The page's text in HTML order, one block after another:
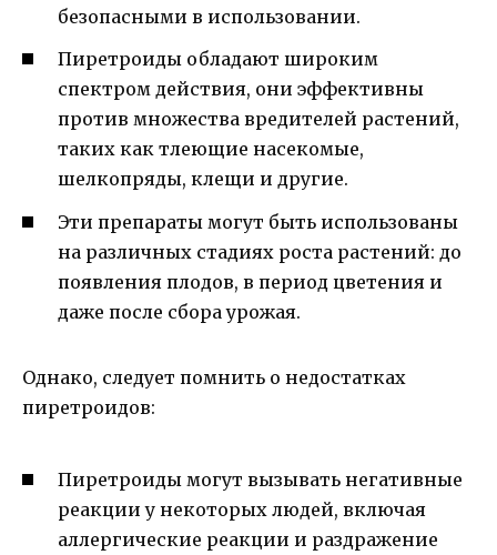
безопасными в использовании.
Пиретроиды обладают широким
спектром действия, они эффективны
против множества вредителей растений,
таких как тлеющие насекомые,
шелкопряды, клещи и другие.
Эти препараты могут быть использованы
на различных стадиях роста растений: до
появления плодов, в период цветения и
даже после сбора урожая.
Однако, следует помнить о недостатках
пиретроидов:
Пиретроиды могут вызывать негативные
реакции у некоторых людей, включая
аллергические реакции и раздражение